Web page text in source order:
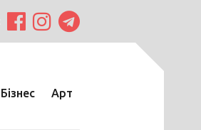
Бізнес Арт